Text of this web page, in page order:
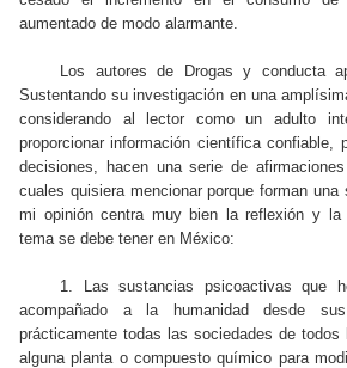
aumentado de modo alarmante.
Los autores de Drogas y conducta
Sustentando su investigación en una
considerando al lector como un adulto
proporcionar información científica confiable,
decisiones, hacen una serie de
cuales quisiera mencionar porque forman
mi opinión centra muy bien la reflexión y la
tema se debe tener en México:
1. Las sustancias psicoactivas que
acompañado a la humanidad desde
prácticamente todas las sociedades de todos
alguna planta o compuesto químico para